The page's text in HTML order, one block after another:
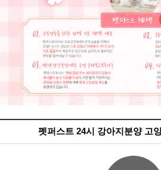
펫퍼스트 24시 강아지분양 고